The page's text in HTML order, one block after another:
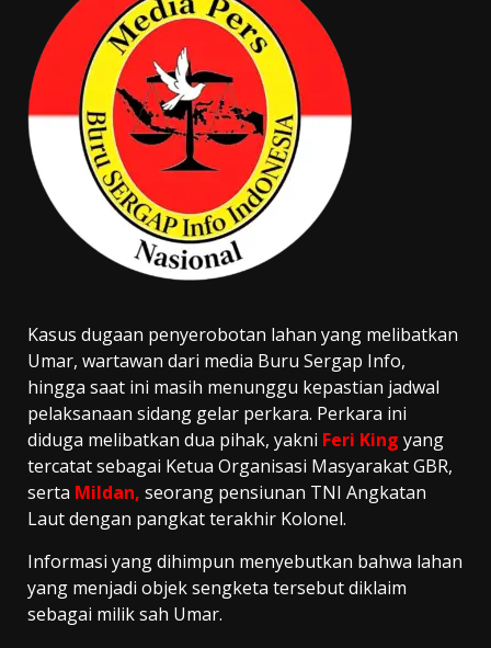
Kasus dugaan penyerobotan lahan yang melibatkan
Umar, wartawan dari media Buru Sergap Info,
hingga saat ini masih menunggu kepastian jadwal
pelaksanaan sidang gelar perkara. Perkara ini
diduga melibatkan dua pihak, yakni Feri King yang
tercatat sebagai Ketua Organisasi Masyarakat GBR,
serta Mildan, seorang pensiunan TNI Angkatan
Laut dengan pangkat terakhir Kolonel.
Informasi yang dihimpun menyebutkan bahwa lahan
yang menjadi objek sengketa tersebut diklaim
sebagai milik sah Umar.